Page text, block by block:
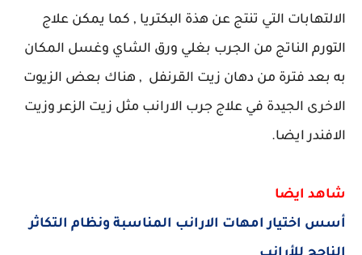
الالتهابات التي تنتج عن هذة البكتريا , كما يمكن علاج
التورم الناتج من الجرب بغلي ورق الشاي وغسل المكان
به بعد فترة من دهان زيت القرنفل , هناك بعض الزيوت
الاخرى الجيدة في علاج جرب الارانب مثل زيت الزعر وزيت
الافندر ايضا.
شاهد ايضا
أسس اختيار امهات الارانب المناسبة ونظام التكاثر